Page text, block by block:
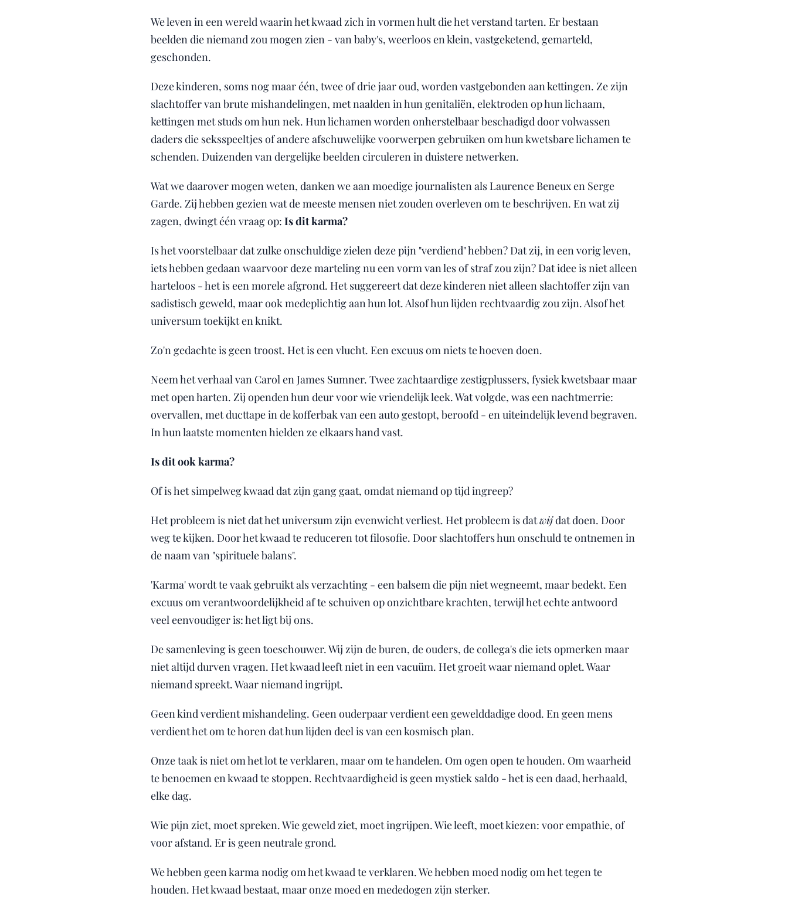
We leven in een wereld waarin het kwaad zich in vormen hult die het verstand tarten. Er bestaan
beelden die niemand zou mogen zien - van baby's, weerloos en klein, vastgeketend, gemarteld,
geschonden.
Deze kinderen, soms nog maar één, twee of drie jaar oud, worden vastgebonden aan kettingen. Ze zijn
slachtoffer van brute mishandelingen, met naalden in hun genitaliën, elektroden op hun lichaam,
kettingen met studs om hun nek. Hun lichamen worden onherstelbaar beschadigd door volwassen
daders die seksspeeltjes of andere afschuwelijke voorwerpen gebruiken om hun kwetsbare lichamen te
schenden. Duizenden van dergelijke beelden circuleren in duistere netwerken.
Wat we daarover mogen weten, danken we aan moedige journalisten als Laurence Beneux en Serge
Garde. Zij hebben gezien wat de meeste mensen niet zouden overleven om te beschrijven. En wat zij
zagen, dwingt één vraag op: Is dit karma?
Is het voorstelbaar dat zulke onschuldige zielen deze pijn "verdiend" hebben? Dat zij, in een vorig leven,
iets hebben gedaan waarvoor deze marteling nu een vorm van les of straf zou zijn? Dat idee is niet alleen
harteloos - het is een morele afgrond. Het suggereert dat deze kinderen niet alleen slachtoffer zijn van
sadistisch geweld, maar ook medeplichtig aan hun lot. Alsof hun lijden rechtvaardig zou zijn. Alsof het
universum toekijkt en knikt.
Zo'n gedachte is geen troost. Het is een vlucht. Een excuus om niets te hoeven doen.
Neem het verhaal van Carol en James Sumner. Twee zachtaardige zestigplussers, fysiek kwetsbaar maar
met open harten. Zij openden hun deur voor wie vriendelijk leek. Wat volgde, was een nachtmerrie:
overvallen, met ducttape in de kofferbak van een auto gestopt, beroofd - en uiteindelijk levend begraven.
In hun laatste momenten hielden ze elkaars hand vast.
Is dit ook karma?
Of is het simpelweg kwaad dat zijn gang gaat, omdat niemand op tijd ingreep?
Het probleem is niet dat het universum zijn evenwicht verliest. Het probleem is datwijdat doen. Door
weg te kijken. Door het kwaad te reduceren tot filosofie. Door slachtoffers hun onschuld te ontnemen in
de naam van "spirituele balans".
'Karma' wordt te vaak gebruikt als verzachting - een balsem die pijn niet wegneemt, maar bedekt. Een
excuus om verantwoordelijkheid af te schuiven op onzichtbare krachten, terwijl het echte antwoord
veel eenvoudiger is: het ligt bij ons.
De samenleving is geen toeschouwer. Wij zijn de buren, de ouders, de collega's die iets opmerken maar
niet altijd durven vragen. Het kwaad leeft niet in een vacuüm. Het groeit waar niemand oplet. Waar
niemand spreekt. Waar niemand ingrijpt.
Geen kind verdient mishandeling. Geen ouderpaar verdient een gewelddadige dood. En geen mens
verdient het om te horen dat hun lijden deel is van een kosmisch plan.
Onze taak is niet om het lot te verklaren, maar om te handelen. Om ogen open te houden. Om waarheid
te benoemen en kwaad te stoppen. Rechtvaardigheid is geen mystiek saldo - het is een daad, herhaald,
elke dag.
Wie pijn ziet, moet spreken. Wie geweld ziet, moet ingrijpen. Wie leeft, moet kiezen: voor empathie, of
voor afstand. Er is geen neutrale grond.
We hebben geen karma nodig om het kwaad te verklaren. We hebben moed nodig om het tegen te
houden. Het kwaad bestaat, maar onze moed en mededogen zijn sterker.